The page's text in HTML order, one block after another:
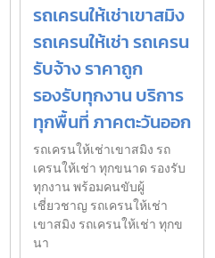
รถเครนให้เช่าเขาสมิง
รถเครนให้เช่า รถเครน
รับจ้าง ราคาถูก
รองรับทุกงาน บริการ
ทุกพื้นที่ ภาคตะวันออก
รถเครนให้เช่าเขาสมิง รถ
เครนให้เช่า ทุกขนาด รองรับ
ทุกงาน พร้อมคนขับผู้
เชี่ยวชาญ รถเครนให้เช่า
เขาสมิง รถเครนให้เช่า ทุกข
นา